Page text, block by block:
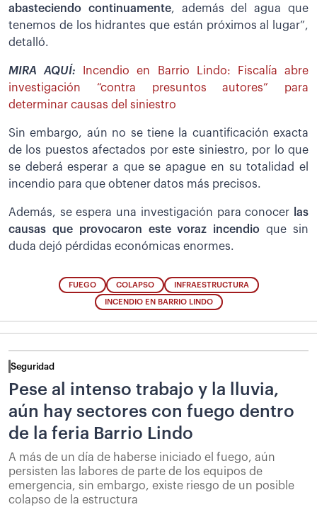
abasteciendo continuamente, además del agua que
tenemos de los hidrantes que están próximos al lugar”,
detalló.
MIRA AQUÍ:
Incendio en Barrio Lindo: Fiscalía abre
investigación “contra presuntos autores” para
determinar causas del siniestro
Sin embargo, aún no se tiene la cuantificación exacta
de los puestos afectados por este siniestro, por lo que
se deberá esperar a que se apague en su totalidad el
incendio para que obtener datos más precisos.
Además, se espera una investigación para conocer las
causas que provocaron este voraz incendioque sin
duda dejó pérdidas económicas enormes.
FUEGO COLAPSO INFRAESTRUCTURA
INCENDIO EN BARRIO LINDO
Seguridad
Pese al intenso trabajo y la lluvia,
aún hay sectores con fuego dentro
de la feria Barrio Lindo
A más de un día de haberse iniciado el fuego, aún
persisten las labores de parte de los equipos de
emergencia, sin embargo, existe riesgo de un posible
colapso de la estructura